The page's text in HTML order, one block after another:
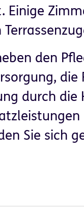
den
die
durch die
Sie sich